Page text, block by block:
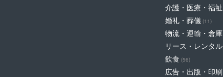
介護・医療・福祉
婚礼・葬儀 (11)
物流・運輸・倉庫
リース・レンタル
飲食 (56)
広告・出版・印刷